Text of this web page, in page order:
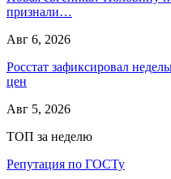
признали…
Авг 6, 2026
Росстат зафиксировал
цен
Авг 5, 2026
ТОП за неделю
Репутация по ГОСТу